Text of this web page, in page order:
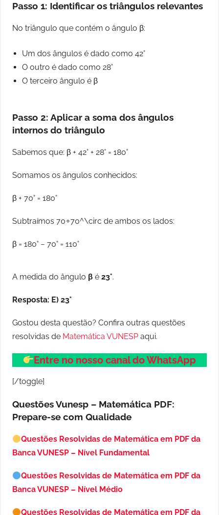
Passo 1: Identificar os triângulos relevantes
No triângulo que contém o ângulo β:
Um dos ângulos é dado como 42°
O outro é dado como 28°
O terceiro ângulo é β
Passo 2: Aplicar a soma dos ângulos
internos do triângulo
Sabemos que: β + 42° + 28° = 180°
Somamos os ângulos conhecidos:
β + 70° = 180°
Subtraímos 70∘70^\circ de ambos os lados:
β = 180° − 70° = 110°
A medida do ângulo β é 23°.
Resposta: E) 23°
Gostou desta questão? Confira outras questões
resolvidas de Matemática VUNESP aqui.
Entre no nosso canal do WhatsApp
[/toggle]
Questões Vunesp – Matemática PDF:
Prepare-se com Qualidade
Questões Resolvidas de Matemática em PDF da
Banca VUNESP – Nível Fundamental
Questões Resolvidas de Matemática em PDF da
Banca VUNESP – Nível Médio
Questões Resolvidas de Matemática em PDF da